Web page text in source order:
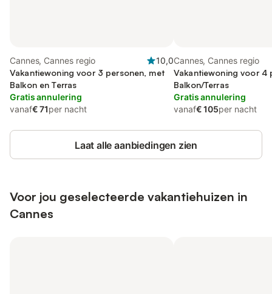
Cannes, Cannes regio
10,0
Vakantiewoning voor 3 personen, met
Balkon en Terras
Gratis annulering
vanaf€ 71per nacht
Cannes, Cannes regio
Vakantiewoning voor 4
Balkon/Terras
Gratis annulering
vanaf€ 105per nacht
Laat alle aanbiedingen zien
Voor jou geselecteerde vakantiehuizen in
Cannes